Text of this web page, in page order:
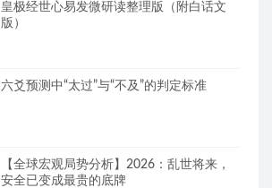
皇极经世心易发微研读整理版（附白话文
版）
六爻预测中“太过”与“不及”的判定标准
【全球宏观局势分析】2026：乱世将来，
安全已变成最贵的底牌